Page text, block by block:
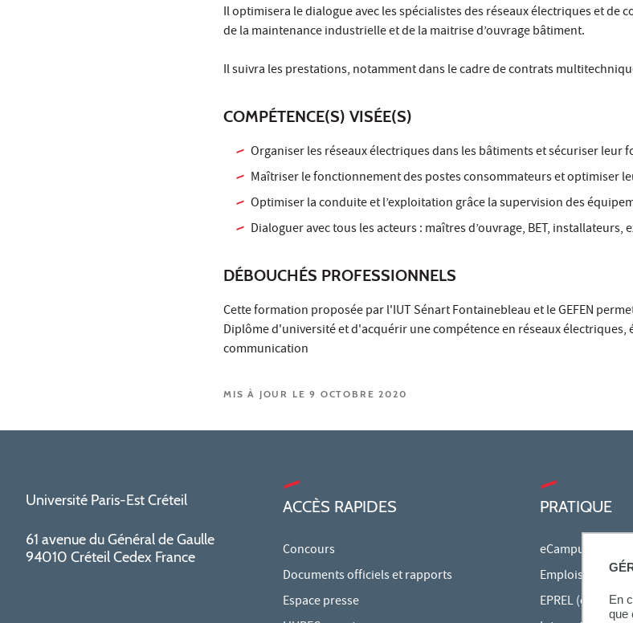
En
que
Il optimisera le dialogue avec les spécialistes des réseaux électriques et de
de la maintenance industrielle et de la maitrise d’ouvrage bâtiment.
Il suivra les prestations, notamment dans le cadre de contrats
COMPÉTENCE(S) VISÉE(S)
Organiser les réseaux électriques dans les bâtiments et sécuriser leur
Maîtriser le fonctionnement des postes consommateurs et optimiser
Optimiser la conduite et l’exploitation grâce la supervision des
Dialoguer avec tous les acteurs : maîtres d’ouvrage, BET,
DÉBOUCHÉS PROFESSIONNELS
Cette formation proposée par l'IUT Sénart Fontainebleau et le GEFEN
Diplôme d'université et d'acquérir une compétence en réseaux électriques,
communication
MIS À JOUR LE 9 OCTOBRE 2020
Université Paris-Est Créteil
61 avenue du Général de Gaulle
94010 Créteil Cedex France
ACCÈS RAPIDES
Concours
Documents officiels et rapports
Espace presse
PRATIQUE
eCampus
Emplois du
EPREL (cours en